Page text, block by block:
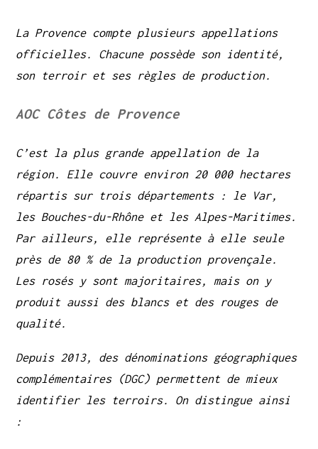
La Provence compte plusieurs appellations
officielles. Chacune possède son identité,
son terroir et ses règles de production.
AOC Côtes de Provence
C’est la plus grande appellation de la
région. Elle couvre environ 20 000 hectares
répartis sur trois départements : le Var,
les Bouches-du-Rhône et les Alpes-Maritimes.
Par ailleurs, elle représente à elle seule
près de 80 % de la production provençale.
Les rosés y sont majoritaires, mais on y
produit aussi des blancs et des rouges de
qualité.
Depuis 2013, des dénominations géographiques
complémentaires (DGC) permettent de mieux
identifier les terroirs. On distingue ainsi
: